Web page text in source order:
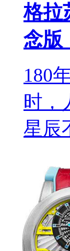
格拉
念版
180
时，
星辰